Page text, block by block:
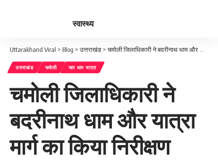
स्वास्थ्य
Uttarakhand Viral > Blog >उत्तराखंड >चमोली जिलाधिकारी ने बदरीनाथ धाम और यात्रा मार्ग का किया निरीक्षण
उत्तराखंड चमोली चार धाम यात्रा
चमोली जिलाधिकारी ने
बदरीनाथ धाम और यात्रा
मार्ग का किया निरीक्षण